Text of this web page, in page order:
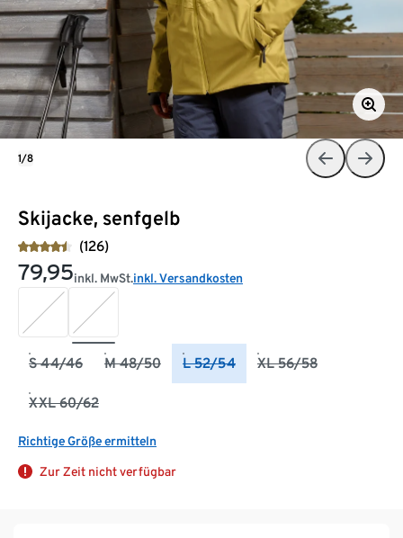
Skijacke, senfgelb
(126)
79,95inkl. MwSt.inkl. Versandkosten
S 44/46 M 48/50 L 52/54 XL 56/58
XXL 60/62
Richtige Größe ermitteln
Zur Zeit nicht verfügbar
1/8